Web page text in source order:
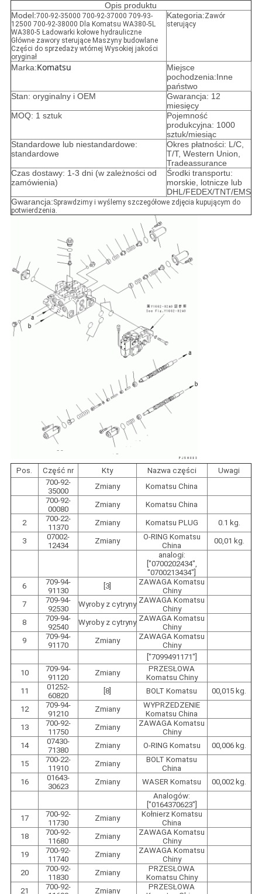
Opis produktu
Model:700-92-35000 700-92-37000 709-93-
12500 700-92-38000 Dla Komatsu WA380-5L
WA380-5 Ładowarki kołowe hydrauliczne
Główne zawory sterujące Maszyny budowlane
Części do sprzedaży wtórnej Wysokiej jakości
oryginał
Kategoria:Zawór
sterujący
Marka:Komatsu
Miejsce
pochodzenia:Inne
państwo
Stan: oryginalny i OEM
Gwarancja: 12
miesięcy
MOQ: 1 sztuk
Pojemność
produkcyjna: 1000
sztuk/miesiąc
Standardowe lub niestandardowe:
standardowe
Okres płatności: L/C,
T/T, Western Union,
Tradeassurance
Czas dostawy: 1-3 dni (w zależności od
zamówienia)
Środki transportu:
morskie, lotnicze lub
DHL/FEDEX/TNT/EMS
Gwarancja:Sprawdzimy i wyślemy szczegółowe zdjęcia kupującym do
potwierdzenia.
Pos. Część nr Kty Nazwa części
Uwagi
700-92-
35000
Zmiany
Komatsu China
700-92-
00080
Zmiany Komatsu China
2
700-22-
11370
Zmiany Komatsu PLUG 0.1 kg.
3
07002-
12434
Zmiany
O-RING Komatsu
China
00,01 kg.
analogi:
["0700202434",
"0700213434"]
6
709-94-
91130
[3]
ZAWAGA Komatsu
Chiny
7
709-94-
92530
Wyroby z cytryny ZAWAGA Komatsu
Chiny
8
709-94-
92540
Wyroby z cytryny ZAWAGA Komatsu
Chiny
9
709-94-
91170
Zmiany
ZAWAGA Komatsu
Chiny
["7099491171"]
10
709-94-
91120
Zmiany
PRZESŁOWA
Komatsu Chiny
11
01252-
60820
[8] BOLT Komatsu 00,015 kg.
12
709-94-
91210
Zmiany
WYPRZEDZENIE
Komatsu China
13
700-92-
11750
Zmiany
ZAWAGA Komatsu
Chiny
14
07430-
71380
Zmiany O-RING Komatsu 00,006 kg.
15
700-22-
11910
Zmiany
BOLT Komatsu
China
16
01643-
30623
Zmiany WASER Komatsu
00,002 kg.
Analogów:
["0164370623"]
17
700-92-
11730
Zmiany
Kołnierz Komatsu
China
18
700-92-
11680
Zmiany
ZAWAGA Komatsu
Chiny
19
700-92-
11740
Zmiany
ZAWAGA Komatsu
Chiny
20
700-92-
11830
Zmiany
PRZESŁOWA
Komatsu Chiny
21
700-92-
Zmiany
PRZESŁOWA